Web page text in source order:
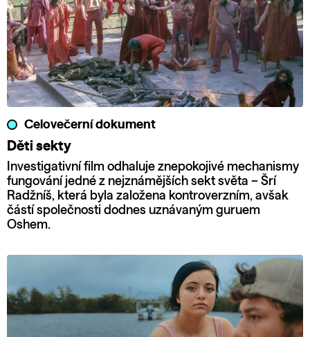
Celovečerní dokument
Děti sekty
Investigativní film odhaluje znepokojivé mechanismy
fungování jedné z nejznámějších sekt světa – Šrí
Radžníš, která byla založena kontroverzním, avšak
částí společnosti dodnes uznávaným guruem
Oshem.